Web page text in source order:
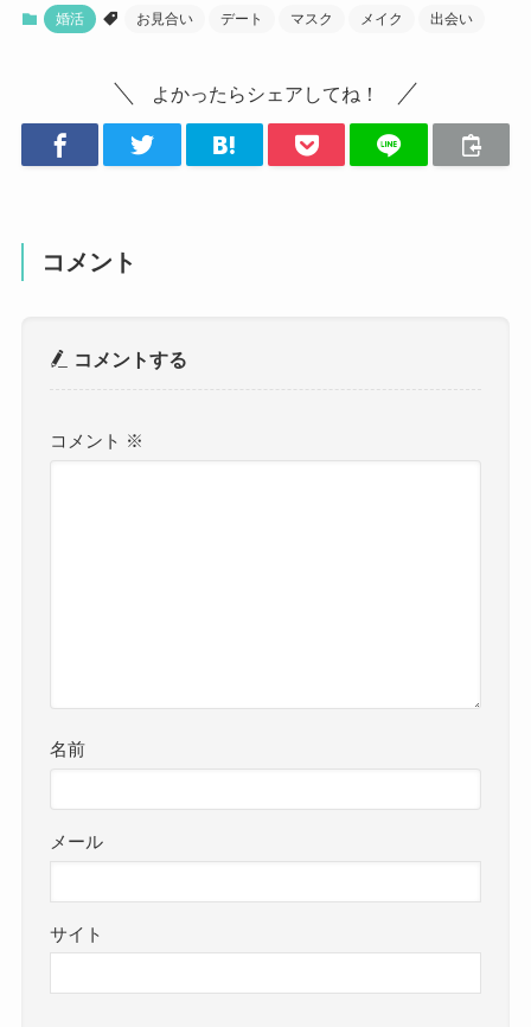
婚活 お見合い デート マスク メイク 出会い
よかったらシェアしてね！
コメント
コメントする
コメント ※
名前
メール
サイト